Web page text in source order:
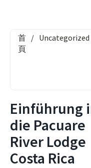
首
頁
/ Uncategorized
Einführung
die Pacuare
River Lodge
Costa Rica